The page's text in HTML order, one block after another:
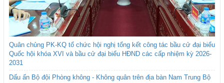
Quân chủng PK-KQ tổ chức hội nghị tổng kết công tác bầu cử đại biểu
Quốc hội khóa XVI và bầu cử đại biểu HĐND các cấp nhiệm kỳ 2026-
2031
Dấu ấn Bộ đội Phòng không - Không quân trên địa bàn Nam Trung Bộ